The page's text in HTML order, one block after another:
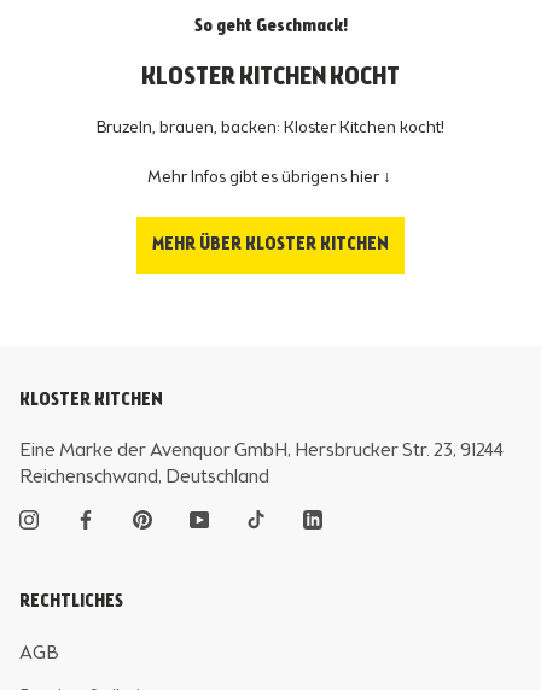
So geht Geschmack!
KLOSTER KITCHEN KOCHT
Bruzeln, brauen, backen: Kloster Kitchen kocht!
Mehr Infos gibt es übrigens hier ↓
MEHR ÜBER KLOSTER KITCHEN
KLOSTER KITCHEN
Eine Marke der Avenquor GmbH, Hersbrucker Str. 23, 91244
Reichenschwand, Deutschland
RECHTLICHES
AGB